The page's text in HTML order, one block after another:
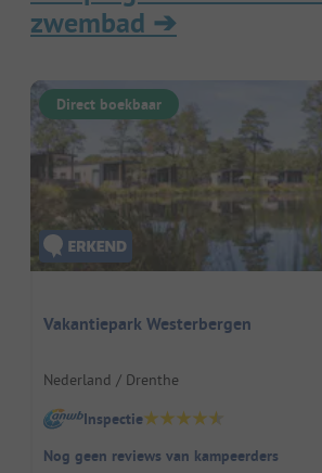
zwembad ➔
Direct boekbaar
Vakantiepark Westerbergen
Nederland / Drenthe
Inspectie
Nog geen reviews van kampeerders